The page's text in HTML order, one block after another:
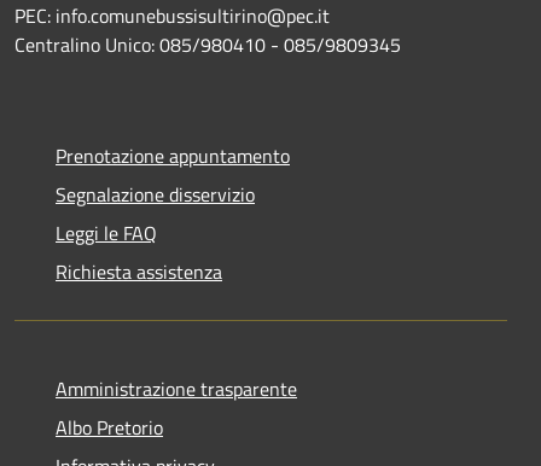
PEC: info.comunebussisultirino@pec.it
Centralino Unico: 085/980410 - 085/9809345
Prenotazione appuntamento
Segnalazione disservizio
Leggi le FAQ
Richiesta assistenza
Amministrazione trasparente
Albo Pretorio